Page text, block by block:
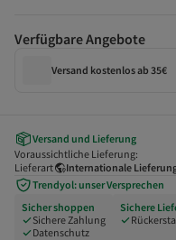
Verfügbare Angebote
Versand kostenlos ab 35€
Versand und Lieferung
Voraussichtliche Lieferung:
Lieferart
Internationale
Trendyol: unser Versprechen
Sicher shoppen
Sichere Zahlung
Datenschutz
Sichere